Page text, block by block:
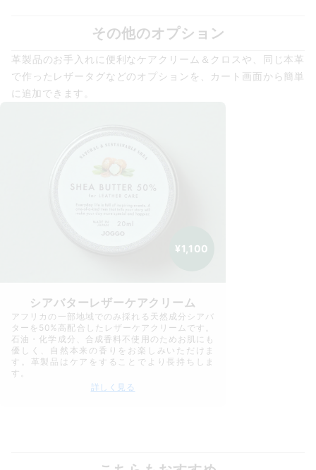
その他のオプション
革製品のお手入れに便利なケアクリーム＆クロスや、同じ本革
で作ったレザータグなどのオプションを、カート画面から簡単
に追加できます。
¥1,100
シアバターレザーケアクリーム
アフリカの一部地域でのみ採れる天然成分シアバ
ターを50%高配合したレザーケアクリームです。
石油・化学成分、合成香料不使用のためお肌にも
優しく、自然本来の香りをお楽しみいただけま
す。革製品はケアをすることでより長持ちしま
す。
詳しく見る